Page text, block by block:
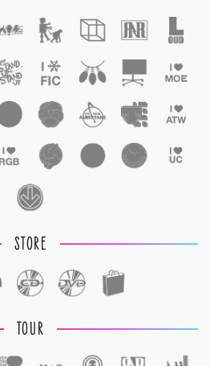
STORE
TOUR